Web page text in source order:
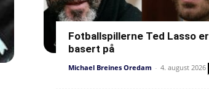
Fotballspillerne Ted Lasso er
basert på
Michael Breines Oredam - 4. august 2026